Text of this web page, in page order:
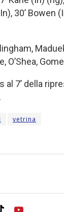
30’ Bowen
O’Shea,
al 7’ della
vetrina